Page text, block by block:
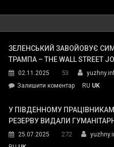
ЗЕЛЕНСЬКИЙ ЗАВОЙОВУЄ
ТРАМПА – THE WALL STREET
02.11.2025 53
Залишити коментарon
завойовує
симпатії
Трампа
RU UK
У ПІВДЕННОМУ
РЕЗЕРВУ ВИДАЛИ
25.07.2025 272